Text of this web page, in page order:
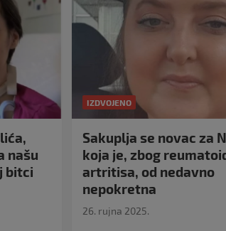
našu
bitci
IZDVOJENO
Sakuplja se novac za
koja je, zbog
artritisa, od nedavno
nepokretna
26. rujna 2025.